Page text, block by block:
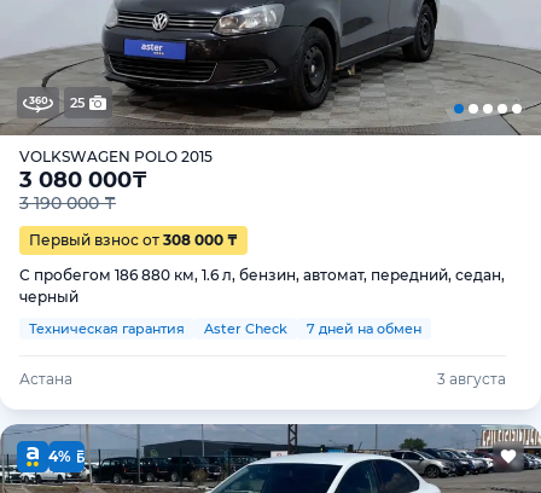
25
VOLKSWAGEN POLO 2015
3 080 000₸
3 190 000 ₸
Первый взнос от 308 000 ₸
С пробегом 186 880 км, 1.6 л, бензин, автомат, передний, седан,
черный
Техническая гарантия Aster Check 7 дней на обмен
Астана 3 августа
4%